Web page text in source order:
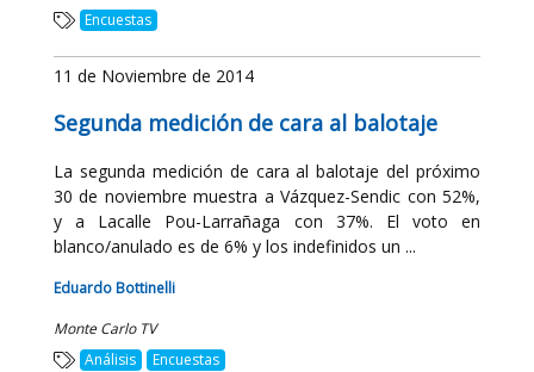
Encuestas
11 de Noviembre de 2014
Segunda medición de cara al balotaje
La segunda medición de cara al balotaje del próximo
30 de noviembre muestra a Vázquez-Sendic con 52%,
y a Lacalle Pou-Larrañaga con 37%. El voto en
blanco/anulado es de 6% y los indefinidos un ...
Eduardo Bottinelli
Monte Carlo TV
Análisis
Encuestas